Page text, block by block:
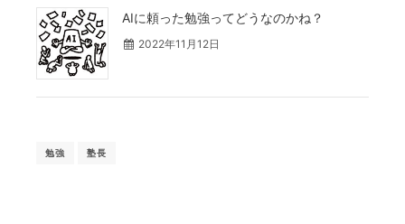
AIに頼った勉強ってどうなのかね？
2022年11月12日
勉強 塾長